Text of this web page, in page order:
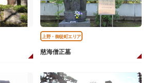
上野・御徒町エリア
慈海僧正墓